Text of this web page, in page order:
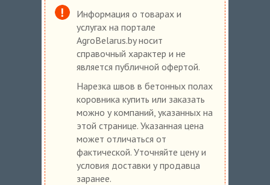
Информация о товарах и
услугах на портале
AgroBelarus.by носит
справочный характер и не
является публичной офертой.
Нарезка швов в бетонных полах
коровника купить или заказать
можно у компаний, указанных на
этой странице. Указанная цена
может отличаться от
фактической. Уточняйте цену и
условия доставки у продавца
заранее.